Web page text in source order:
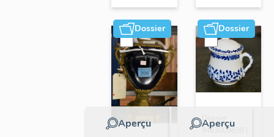
Dossier
Aperçu
Dossier
Aperçu
Dossier
IM63009830 |